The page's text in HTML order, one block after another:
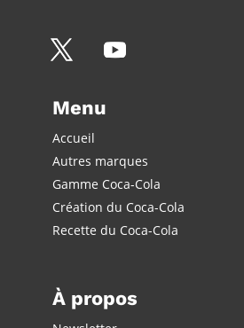
Menu
Accueil
Autres marques
Gamme Coca-Cola
Création du Coca-Cola
Recette du Coca-Cola
À propos